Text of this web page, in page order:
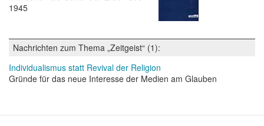
1945
Nachrichten zum Thema „Zeitgeist“ (1):
Individualismus statt Revival der Religion
Gründe für das neue Interesse der Medien am Glauben